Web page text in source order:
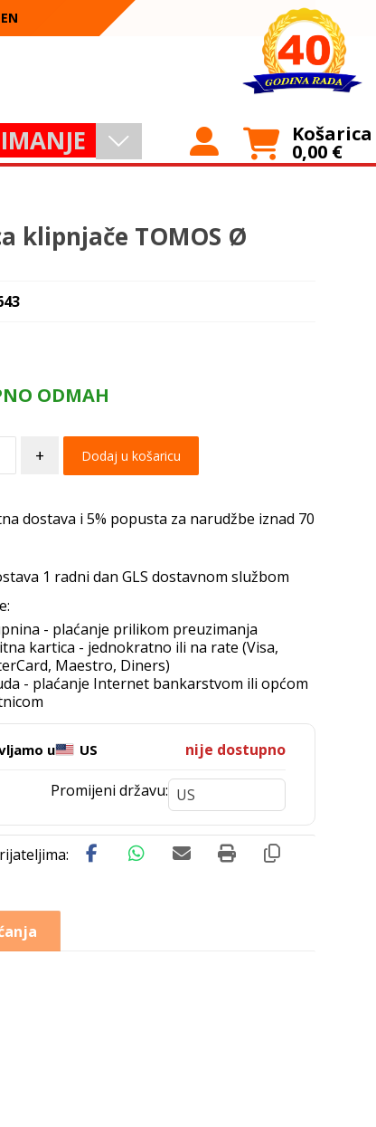
EN
Košarica
0,00 €
klipnjače TOMOS Ø
ODMAH
+ Dodaj u košaricu
dostava i 5% popusta za narudžbe iznad 70
1 radni dan GLS dostavnom službom
- plaćanje prilikom preuzimanja
kartica - jednokratno ili na rate (Visa,
Maestro, Diners)
- plaćanje Internet bankarstvom ili općom
u US nije dostupno
Promijeni državu: